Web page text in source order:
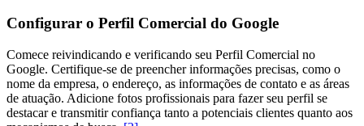
Configurar o Perfil Comercial do Google
Comece reivindicando e verificando seu Perfil Comercial no
Google. Certifique-se de preencher informações precisas, como o
nome da empresa, o endereço, as informações de contato e as áreas
de atuação. Adicione fotos profissionais para fazer seu perfil se
destacar e transmitir confiança tanto a potenciais clientes quanto aos